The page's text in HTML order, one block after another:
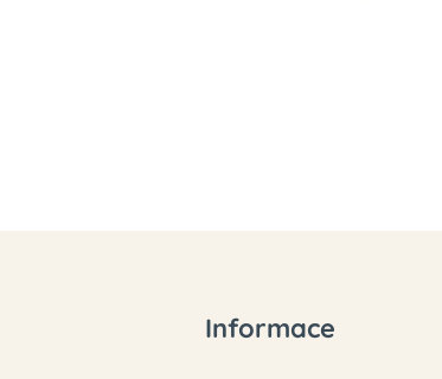
Informace